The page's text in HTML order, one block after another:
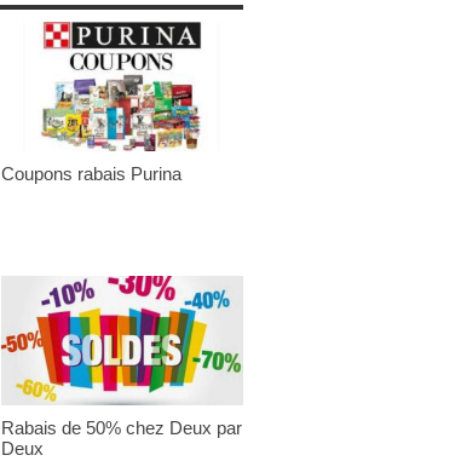
Coupons rabais Purina
Rabais de 50% chez Deux par
Deux